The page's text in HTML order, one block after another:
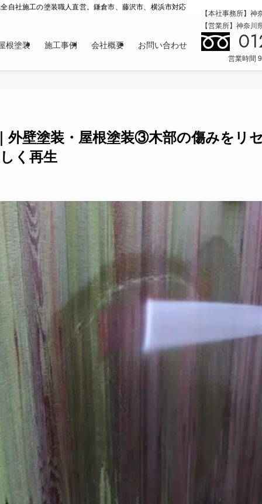
自社施工の塗装職人直営。鎌倉市、藤沢市、横浜市対応
根塗装 施工事例 会社概要 お問い合わせ
【本社事務所】
【営業所】神奈
営業時間
外壁塗装・屋根塗装③木部の傷みをリ
く再生